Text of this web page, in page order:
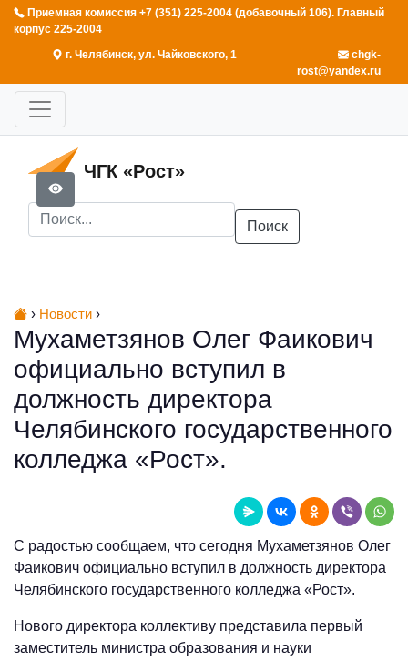
Приемная комиссия +7 (351) 225-2004 (добавочный 106). Главный
корпус 225-2004
г. Челябинск, ул. Чайковского, 1
chgk-
rost@yandex.ru
ЧГК «Рост»
Поиск
› Новости ›
Мухаметзянов Олег Фаикович
официально вступил в
должность директора
Челябинского государственного
колледжа «Рост».
С радостью сообщаем, что сегодня Мухаметзянов Олег
Фаикович официально вступил в должность директора
Челябинского государственного колледжа «Рост».
Нового директора коллективу представила первый
заместитель министра образования и науки